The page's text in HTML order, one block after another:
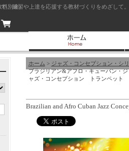
、練習や上達を応援する教材づくりをめざし
ホーム > ジャズ・コンセプション・シ
ブラジリアン&アフロ・キューバン・ジ
ャズ・コンセプション トランペット
Brazilian and Afro Cuban Jazz
料別途）